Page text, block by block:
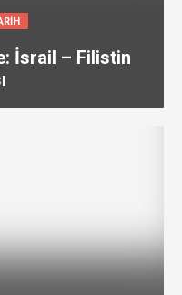
İsrail – Filistin